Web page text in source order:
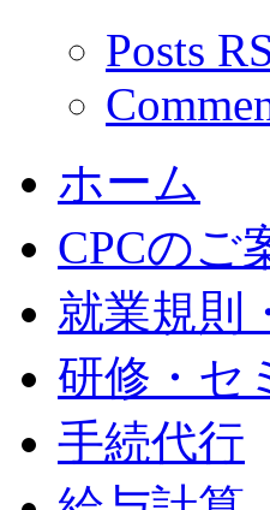
Posts
ホーム
CPCのご
就業規則
研修・セ
手続代行